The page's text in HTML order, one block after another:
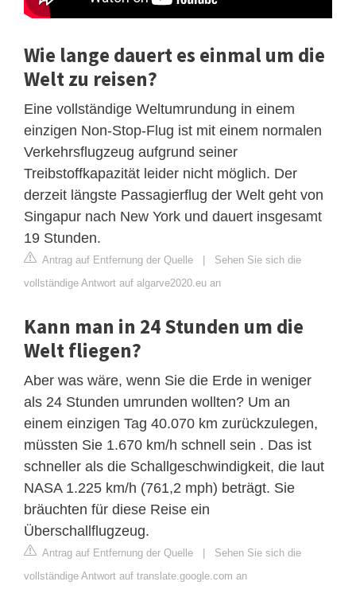
Wie lange dauert es einmal um die
Welt zu reisen?
Eine vollständige Weltumrundung in einem
einzigen Non-Stop-Flug ist mit einem normalen
Verkehrsflugzeug aufgrund seiner
Treibstoffkapazität leider nicht möglich. Der
derzeit längste Passagierflug der Welt geht von
Singapur nach New York und dauert insgesamt
19 Stunden.
Antrag auf Entfernung der Quelle | Sehen Sie sich die
vollständige Antwort auf algarve2020.eu an
Kann man in 24 Stunden um die
Welt fliegen?
Aber was wäre, wenn Sie die Erde in weniger
als 24 Stunden umrunden wollten? Um an
einem einzigen Tag 40.070 km zurückzulegen,
müssten Sie 1.670 km/h schnell sein . Das ist
schneller als die Schallgeschwindigkeit, die laut
NASA 1.225 km/h (761,2 mph) beträgt. Sie
bräuchten für diese Reise ein
Überschallflugzeug.
Antrag auf Entfernung der Quelle | Sehen Sie sich die
vollständige Antwort auf translate.google.com an